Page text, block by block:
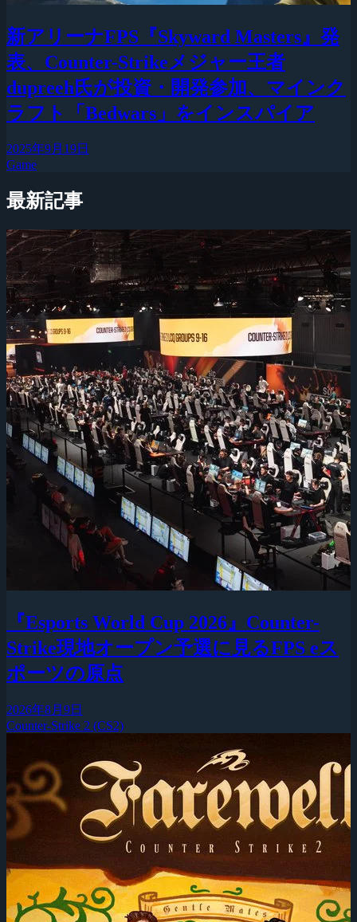
新アリーナFPS『Skyward Masters』発
表、Counter-Strikeメジャー王者
dupreeh氏が投資・開発参加、マインク
ラフト「Bedwars」をインスパイア
2025年9月19日
Game
最新記事
『Esports World Cup 2026』Counter-
Strike現地オープン予選に見るFPS eス
ポーツの原点
2026年8月9日
Counter-Strike 2 (CS2)